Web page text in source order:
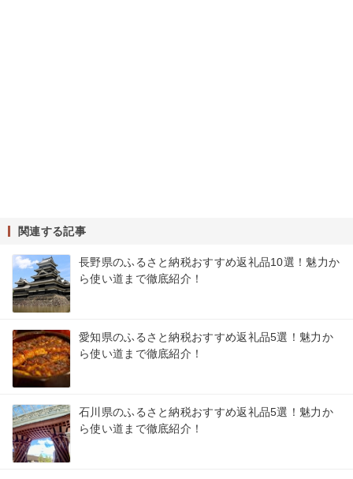
関連する記事
長野県のふるさと納税おすすめ返礼品10選！魅力か
ら使い道まで徹底紹介！
愛知県のふるさと納税おすすめ返礼品5選！魅力か
ら使い道まで徹底紹介！
石川県のふるさと納税おすすめ返礼品5選！魅力か
ら使い道まで徹底紹介！